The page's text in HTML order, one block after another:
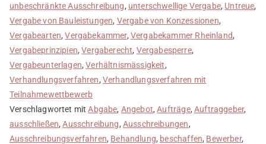
unbeschränkte Ausschreibung, unterschwellige Vergabe, Untreue,
Vergabe von Bauleistungen, Vergabe von Konzessionen,
Vergabearten,Vergabekammer, Vergabekammer Rheinland,
Vergabeprinzipien,Vergaberecht, Vergabesperre,
Vergabeunterlagen,Verhältnismässigkeit,
Verhandlungsverfahren, Verhandlungsverfahren mit
Teilnahmewettbewerb
Verschlagwortet mitAbgabe, Angebot,Aufträge,Auftraggeber,
ausschließen,Ausschreibung, Ausschreibungen,
Ausschreibungsverfahren, Behandlung, beschaffen, Bewerber,